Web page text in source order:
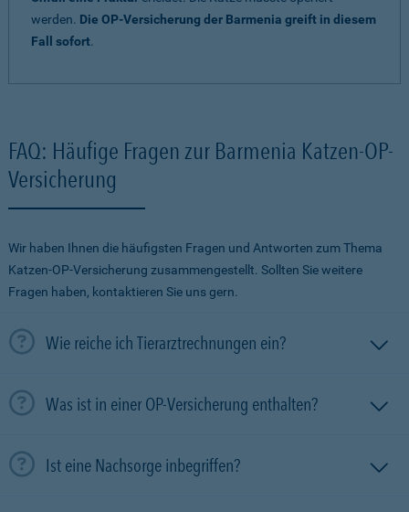
werden. Die OP-Versicherung der Barmenia greift in diesem
Fall sofort.
FAQ: Häufige Fragen zur Barmenia Katzen-OP-
Versicherung
Wir haben Ihnen die häufigsten Fragen und Antworten zum Thema
Katzen-OP-Versicherung zusammengestellt. Sollten Sie weitere
Fragen haben, kontaktieren Sie uns gern.
Wie reiche ich Tierarztrechnungen ein?
Was ist in einer OP-Versicherung enthalten?
Ist eine Nachsorge inbegriffen?